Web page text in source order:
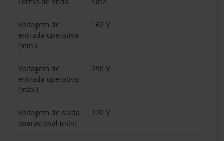
Voltagem de
entrada operativa
(mín.)
162 V
Voltagem de
entrada operativa
(máx.)
290 V
Voltagem de saída
operacional (mín)
220 V